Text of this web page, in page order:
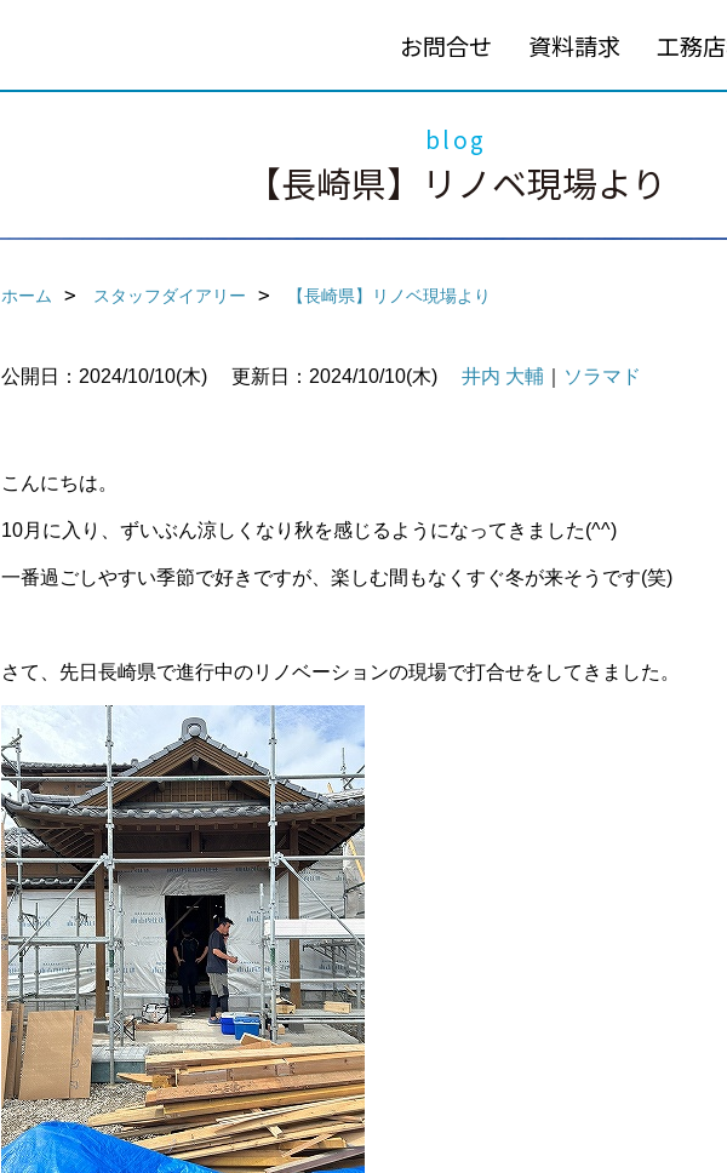
お問合せ 資料請求 工務
blog
【長崎県】リノベ現場より
ホーム スタッフダイアリー 【長崎県】リノベ現場より
公開日：2024/10/10(木) 更新日：2024/10/10(木) 井内 大輔 ソラマド
こんにちは。
10月に入り、ずいぶん涼しくなり秋を感じるようになってきました(^^)
一番過ごしやすい季節で好きですが、楽しむ間もなくすぐ冬が来そうです(笑)
さて、先日長崎県で進行中のリノベーションの現場で打合せをしてきました。